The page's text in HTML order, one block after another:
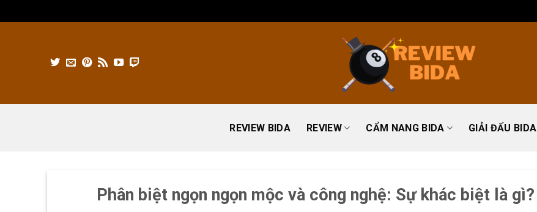
đến
REVIEW BIDA REVIEW CẨM NANG BIDA GIẢI ĐẤU BIDA
Phân biệt ngọn ngọn mộc và công nghệ: Sự khác biệt là gì?